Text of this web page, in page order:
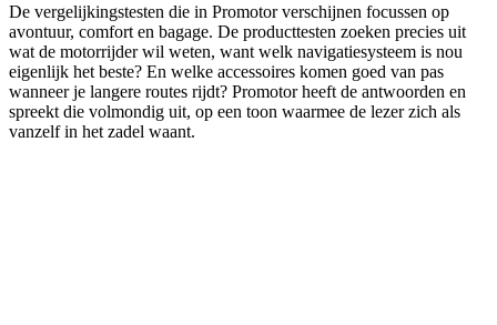
De vergelijkingstesten die in Promotor verschijnen focussen op
avontuur, comfort en bagage. De producttesten zoeken precies uit
wat de motorrijder wil weten, want welk navigatiesysteem is nou
eigenlijk het beste? En welke accessoires komen goed van pas
wanneer je langere routes rijdt? Promotor heeft de antwoorden en
spreekt die volmondig uit, op een toon waarmee de lezer zich als
vanzelf in het zadel waant.